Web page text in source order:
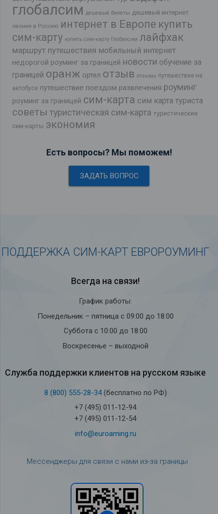
глобалсим дешевые билеты дешевый интернет
звонки в Россию интернет в Европе купить
сим-карту купить сим-карту Глобалсим лайфхак
маршрут путешествия мобильный интернет
недорогой роуминг за границей новости обучение за
границей оранж ортел отзыв отзывы путешествие на
автобусе путешествие поездом развлечения роуминг
роуминг за границей сим-карта сим карта туриста
советы туристическая сим-карта туристические
сим-карты экономия
Есть вопросы? Мы поможем!
ЗАДАТЬ ВОПРОС
ПОДДЕРЖКА СИМ-КАРТ ЕВРОРОУМИНГ
Всегда на связи!
График работы:
Понедельник – пятница с 09:00 до 18:00
Суббота с 10:00 до 18:00
Воскресенье – выходной
Служба под­держки кли­ен­тов на рус­ском языке
8 (800) 555-28-34(бесплатно по РФ)
+7 (495) 011-12-94
+7 (495) 011-12-54
info@euroaming.ru
Мессенджеры для связи с нами из-за границы